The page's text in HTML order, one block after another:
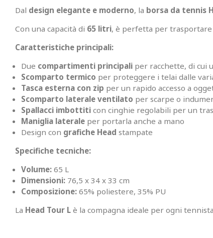
Dal design elegante e moderno, la borsa da tennis
Con una capacità di 65 litri, è perfetta per trasportare
Caratteristiche principali:
Due compartimenti principali per racchette, di cui
Scomparto termico per proteggere i telai dalle
Tasca esterna con zip per un rapido accesso a
Scomparto laterale ventilato per scarpe o
Spallacci imbottiti con cinghie regolabili per un
Maniglia laterale per portarla anche a mano
Design con grafiche Head stampate
Specifiche tecniche:
Volume: 65 L
Dimensioni: 76,5 x 34 x 33 cm
Composizione: 65% poliestere, 35% PU
La Head Tour L è la compagna ideale per ogni